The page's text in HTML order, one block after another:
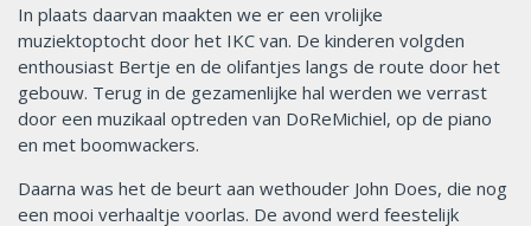
In plaats daarvan maakten we er een vrolijke
muziektoptocht door het IKC van. De kinderen volgden
enthousiast Bertje en de olifantjes langs de route door het
gebouw. Terug in de gezamenlijke hal werden we verrast
door een muzikaal optreden van DoReMichiel, op de piano
en met boomwackers.
Daarna was het de beurt aan wethouder John Does, die nog
een mooi verhaaltje voorlas. De avond werd feestelijk